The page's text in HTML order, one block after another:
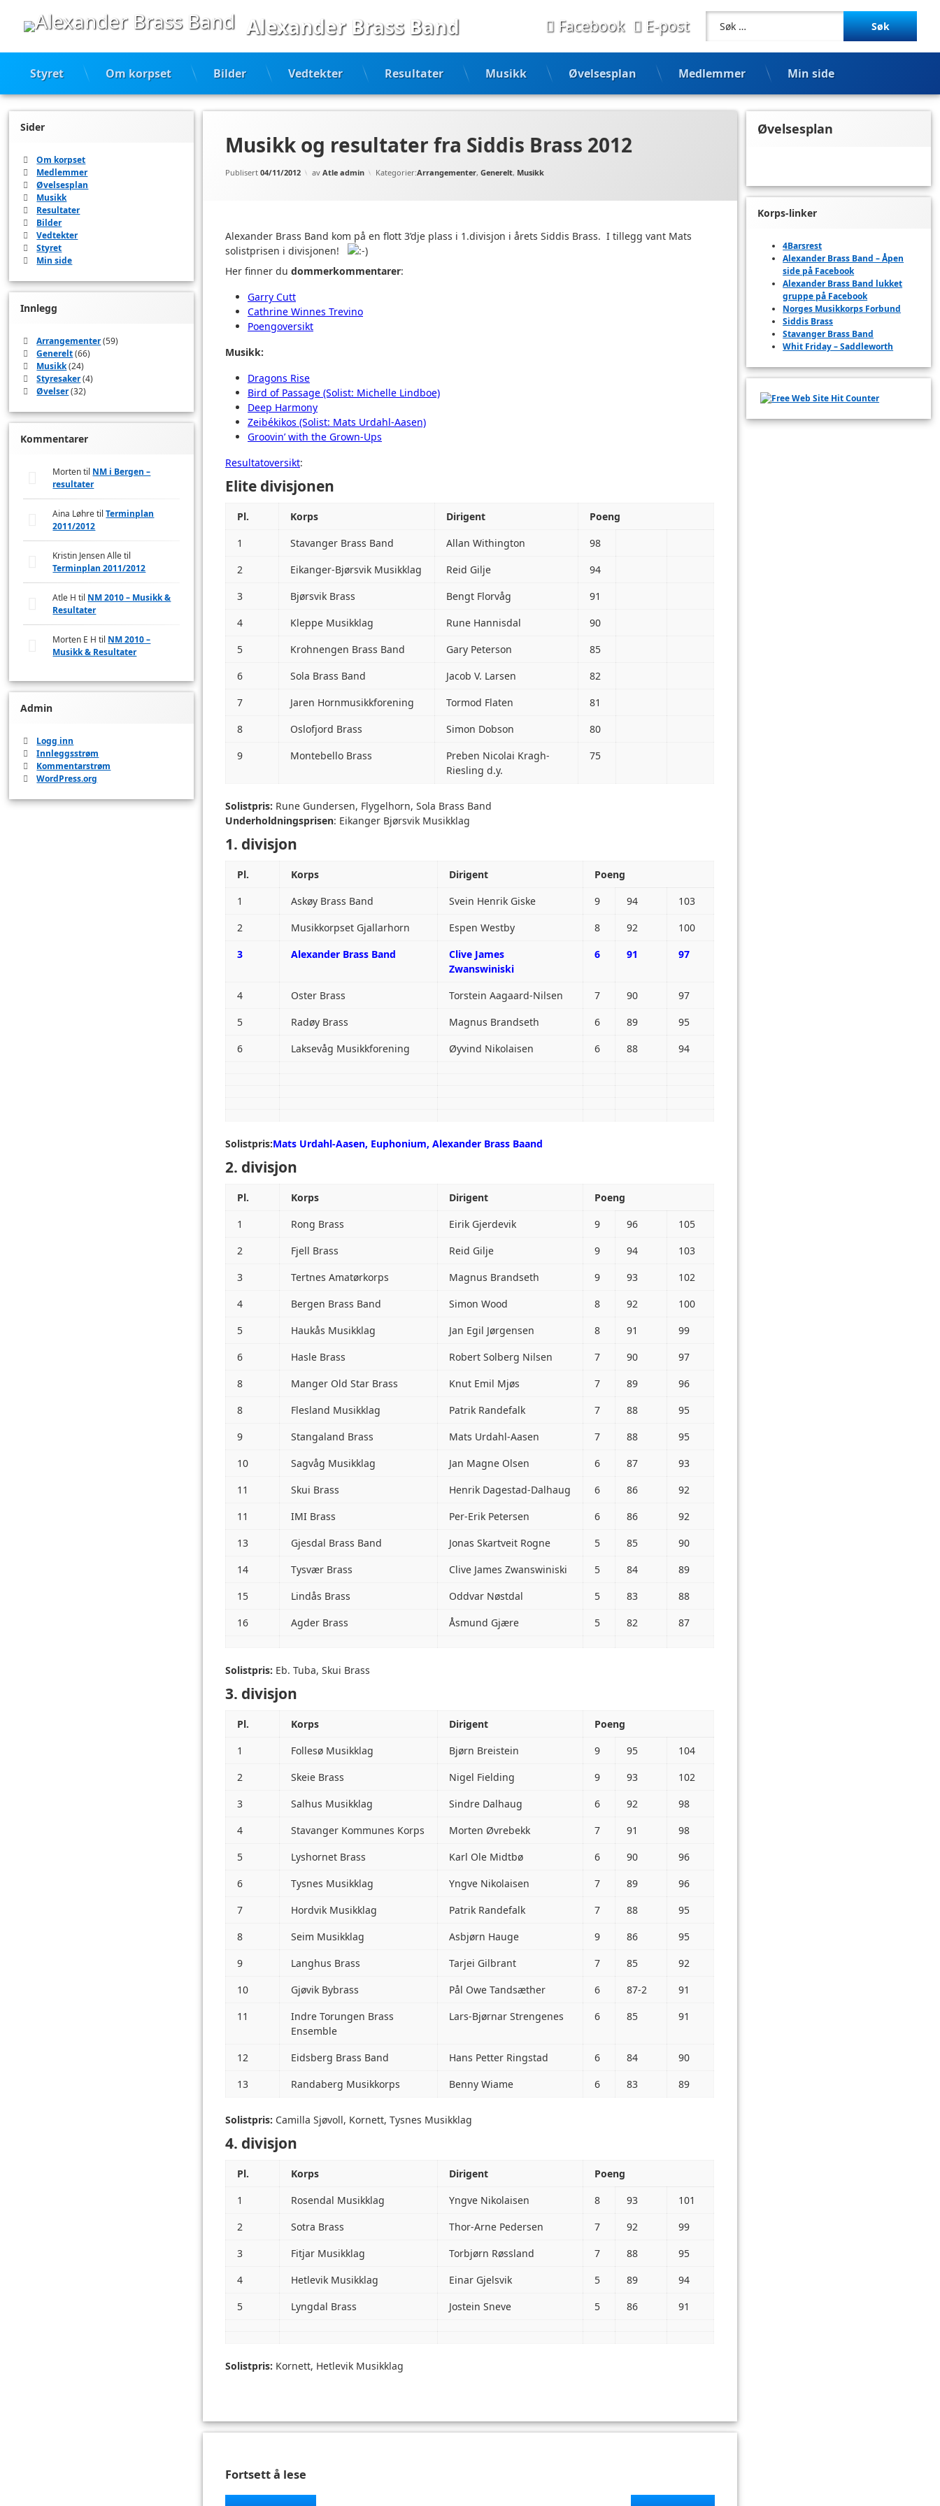
innhold
Alexander Brass Band Facebook E-post
Søk etter:
Styret Om korpset Bilder Vedtekter Resultater Musikk Øvelsesplan Medlemmer Min side
Musikk og resultater fra Siddis Brass 2012
Publisert04/11/2012 avAtle admin Kategorier:Arrangementer,Generelt, Musikk
Alexander Brass Band kom på en flott 3’dje plass i 1.divisjon i årets Siddis Brass. I tillegg vant Mats
solistprisen i divisjonen!
Her finner dudommerkommentarer:
Garry Cutt
Cathrine Winnes Trevino
Poengoversikt
Musikk:
Dragons Rise
Bird of Passage (Solist: Michelle Lindboe)
Deep Harmony
Zeibékikos (Solist: Mats Urdahl-Aasen)
Groovin’ with the Grown-Ups
Resultatoversikt:
Elite divisjonen
Pl. Korps Dirigent
Poeng
1
Stavanger Brass Band Allan Withington
98
2
Eikanger-Bjørsvik Musikklag Reid Gilje
94
3
Bjørsvik Brass Bengt Florvåg
91
4
Kleppe Musikklag Rune Hannisdal
90
5
Krohnengen Brass Band Gary Peterson
85
6
Sola Brass Band Jacob V. Larsen
82
7
Jaren Hornmusikkforening Tormod Flaten
81
8
Oslofjord Brass Simon Dobson
80
9
Montebello Brass
Preben Nicolai Kragh-
Riesling d.y.
75
Solistpris: Rune Gundersen, Flygelhorn, Sola Brass Band
Underholdningsprisen: Eikanger Bjørsvik Musikklag
1. divisjon
Pl. Korps Dirigent
Poeng
1
Askøy Brass Band Svein Henrik Giske 9 94
103
2
Musikkorpset Gjallarhorn Espen Westby 8 92
100
3
Alexander Brass Band
Clive James
Zwanswiniski
6 91 97
4 Oster Brass Torstein Aagaard-Nilsen 7 90
97
5
Radøy Brass Magnus Brandseth 6 89
95
6
Laksevåg Musikkforening Øyvind Nikolaisen 6 88 94
Solistpris:Mats Urdahl-Aasen, Euphonium, Alexander Brass Baand
2. divisjon
Pl. Korps Dirigent
Poeng
1
Rong Brass Eirik Gjerdevik 9 96
105
2
Fjell Brass Reid Gilje 9 94
103
3
Tertnes Amatørkorps Magnus Brandseth 9 93
102
4
Bergen Brass Band Simon Wood 8 92
100
5
Haukås Musikklag Jan Egil Jørgensen 8 91
99
6
Hasle Brass Robert Solberg Nilsen 7 90
97
8
Manger Old Star Brass Knut Emil Mjøs 7 89
96
8
Flesland Musikklag Patrik Randefalk 7 88
95
9
Stangaland Brass Mats Urdahl-Aasen 7 88
95
10
Sagvåg Musikklag Jan Magne Olsen 6 87
93
11
Skui Brass Henrik Dagestad-Dalhaug 6 86
92
11
IMI Brass Per-Erik Petersen 6 86
92
13
Gjesdal Brass Band Jonas Skartveit Rogne 5 85
90
14
Tysvær Brass Clive James Zwanswiniski 5 84
89
15
Lindås Brass Oddvar Nøstdal 5 83
88
16
Agder Brass Åsmund Gjære 5 82 87
Solistpris: Eb. Tuba, Skui Brass
3. divisjon
Pl. Korps Dirigent
Poeng
1
Follesø Musikklag Bjørn Breistein 9 95
104
2
Skeie Brass Nigel Fielding 9 93
102
3
Salhus Musikklag Sindre Dalhaug 6 92
98
4
Stavanger Kommunes Korps Morten Øvrebekk 7 91
98
5
Lyshornet Brass Karl Ole Midtbø 6 90
96
6
Tysnes Musikklag Yngve Nikolaisen 7 89
96
7
Hordvik Musikklag Patrik Randefalk 7 88
95
8
Seim Musikklag Asbjørn Hauge 9 86
95
9
Langhus Brass Tarjei Gilbrant 7 85
92
10
Gjøvik Bybrass Pål Owe Tandsæther 6 87-2
91
11
Indre Torungen Brass
Ensemble
Lars-Bjørnar Strengenes 6 85 91
12 Eidsberg Brass Band Hans Petter Ringstad 6 84
90
13
Randaberg Musikkorps Benny Wiame 6 83 89
Solistpris: Camilla Sjøvoll, Kornett, Tysnes Musikklag
4. divisjon
Pl. Korps Dirigent
Poeng
1
Rosendal Musikklag Yngve Nikolaisen 8 93
101
2
Sotra Brass Thor-Arne Pedersen 7 92
99
3
Fitjar Musikklag Torbjørn Røssland 7 88
95
4
Hetlevik Musikklag Einar Gjelsvik 5 89
94
5
Lyngdal Brass Jostein Sneve 5 86 91
Solistpris: Kornett, Hetlevik Musikklag
Fortsett å lese
Sider
Om korpset
Medlemmer
Øvelsesplan
Musikk
Resultater
Bilder
Vedtekter
Styret
Min side
Innlegg
Arrangementer(59)
Generelt(66)
Musikk(24)
Styresaker(4)
Øvelser(32)
Kommentarer
Mortentil NM i Bergen –
resultater
Aina LøhretilTerminplan
2011/2012
Kristin Jensen Alletil
Terminplan 2011/2012
Atle H til NM 2010 – Musikk &
Resultater
Morten E H til NM 2010 –
Musikk & Resultater
Admin
Logg inn
Innleggsstrøm
Kommentarstrøm
WordPress.org
Øvelsesplan
Korps-linker
4Barsrest
Alexander Brass Band – Åpen
side på Facebook
Alexander Brass Band lukket
gruppe på Facebook
Norges Musikkorps Forbund
Siddis Brass
Stavanger Brass Band
Whit Friday – Saddleworth